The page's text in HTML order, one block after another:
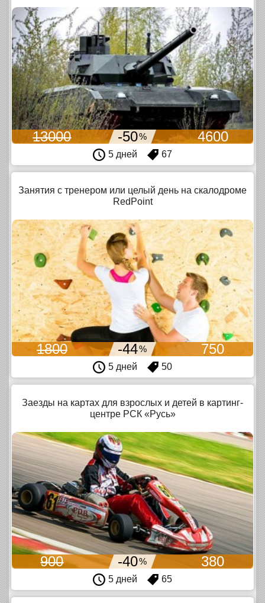
13000 -50% 4600
5 дней 67
Занятия с тренером или целый день на скалодроме
RedPoint
1800 -44% 750
5 дней 50
Заезды на картах для взрослых и детей в картинг-
центре РСК «Русь»
900 -40% 380
5 дней 65